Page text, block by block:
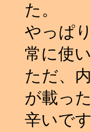
た。
やっぱ
常に使
ただ、
が載っ
辛いで